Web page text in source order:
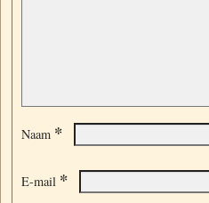
Naam *
E-mail *